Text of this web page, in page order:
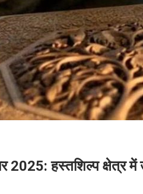
2025: हस्तशिल्प क्षेत्र में